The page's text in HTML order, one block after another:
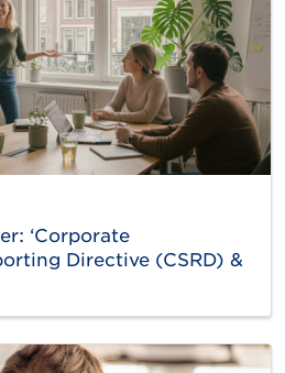
‘Corporate
Directive (CSRD) &